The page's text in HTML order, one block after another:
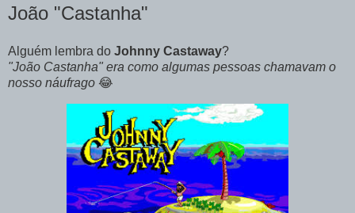
João "Castanha"
Alguém lembra do Johnny Castaway?
"João Castanha" era como algumas pessoas chamavam o
nosso náufrago 😂